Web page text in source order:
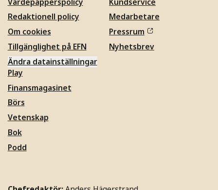
Redaktionell policy
Om cookies
Tillgänglighet på EFN
Ändra datainställningar
Medarbetare
Pressrum
Nyhetsbrev
Play
Finansmagasinet
Börs
Vetenskap
Bok
Podd